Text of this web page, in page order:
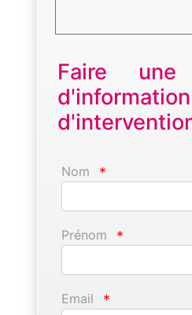
Faire une
Nom *
Prénom *
Email *